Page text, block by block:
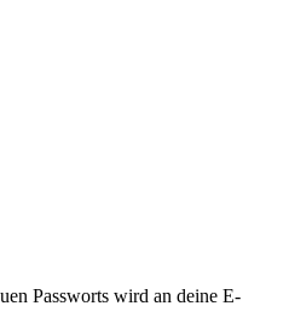
Passworts wird an deine E-